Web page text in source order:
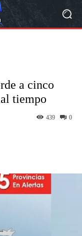
a cinco
tiempo
0
439